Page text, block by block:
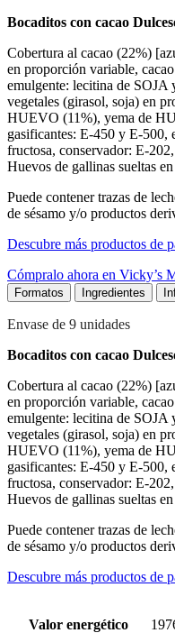
Bocaditos con cacao
Cobertura al cacao (22%)
en proporción variable,
emulgente: lecitina de SOJA
vegetales (girasol, soja) en
HUEVO (11%), yema de
gasificantes: E-450 y E-500,
fructosa, conservador: E-
Huevos de gallinas sueltas
Puede contener trazas de
de sésamo y/o productos
Descubre más productos de
Cómpralo ahora en Vicky’s
Formatos Ingredientes
Envase de 9 unidades
Bocaditos con cacao
Cobertura al cacao (22%)
en proporción variable,
emulgente: lecitina de SOJA
vegetales (girasol, soja) en
HUEVO (11%), yema de
gasificantes: E-450 y E-500,
fructosa, conservador: E-
Huevos de gallinas sueltas
Puede contener trazas de
de sésamo y/o productos
Descubre más productos de
Valor energético